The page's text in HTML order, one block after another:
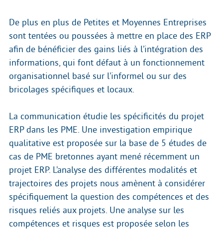
De plus en plus de Petites et Moyennes Entreprises
sont tentées ou poussées à mettre en place des ERP
afin de bénéficier des gains liés à l’intégration des
informations, qui font défaut à un fonctionnement
organisationnel basé sur l’informel ou sur des
bricolages spécifiques et locaux.
La communication étudie les spécificités du projet
ERP dans les PME. Une investigation empirique
qualitative est proposée sur la base de 5 études de
cas de PME bretonnes ayant mené récemment un
projet ERP. L’analyse des différentes modalités et
trajectoires des projets nous amènent à considérer
spécifiquement la question des compétences et des
risques reliés aux projets. Une analyse sur les
compétences et risques est proposée selon les